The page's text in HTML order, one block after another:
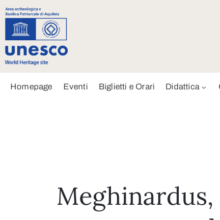
Homepage Eventi Biglietti e Orari Didattica